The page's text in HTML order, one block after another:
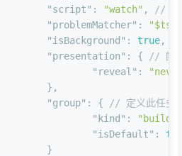
"script" : "watch" ,
// 要
"problemMatcher" :
"isBackground" : true,
"presentation" : {
// 配置
"reveal" :
} ,
"group" : {
// 定义此任务
"kind" : "build"
"isDefault" :
}